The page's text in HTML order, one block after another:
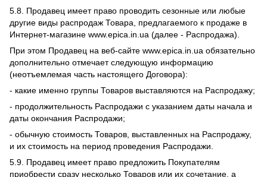
5.8. Продавец имеет право проводить сезонные или любые
другие виды распродаж Товара, предлагаемого к продаже в
Интернет-магазине www.epica.in.ua (далее - Распродажа).
При этом Продавец на веб-сайте www.epica.in.ua обязательно
дополнительно отмечает следующую информацию
(неотъемлемая часть настоящего Договора):
- какие именно группы Товаров выставляются на Распродажу;
- продолжительность Распродажи с указанием даты начала и
даты окончания Распродажи;
- обычную стоимость Товаров, выставленных на Распродажу,
и их стоимость на период проведения Распродажи.
5.9. Продавец имеет право предложить Покупателям
приобрести сразу несколько Товаров или их сочетание, а